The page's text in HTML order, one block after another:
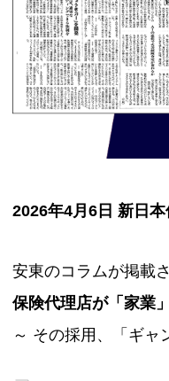
2026年4月6日 新日
安東のコラムが掲載
保険代理店が「家業
～ その採用、「ギャ